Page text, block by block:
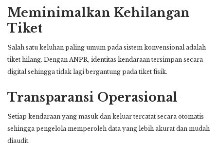
Meminimalkan Kehilangan
Tiket
Salah satu keluhan paling umum pada sistem konvensional adalah
tiket hilang. Dengan ANPR, identitas kendaraan tersimpan secara
digital sehingga tidak lagi bergantung pada tiket fisik.
Transparansi Operasional
Setiap kendaraan yang masuk dan keluar tercatat secara otomatis
sehingga pengelola memperoleh data yang lebih akurat dan mudah
diaudit.